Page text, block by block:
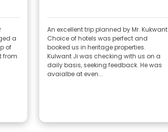
a
of
An excellent trip planned by Mr. Kukwant
Choice of hotels was perfect and
booked us in heritage properties.
Kulwant Ji was checking with us on a
daily basis, seeking feedback. He was
avaialbe at even...